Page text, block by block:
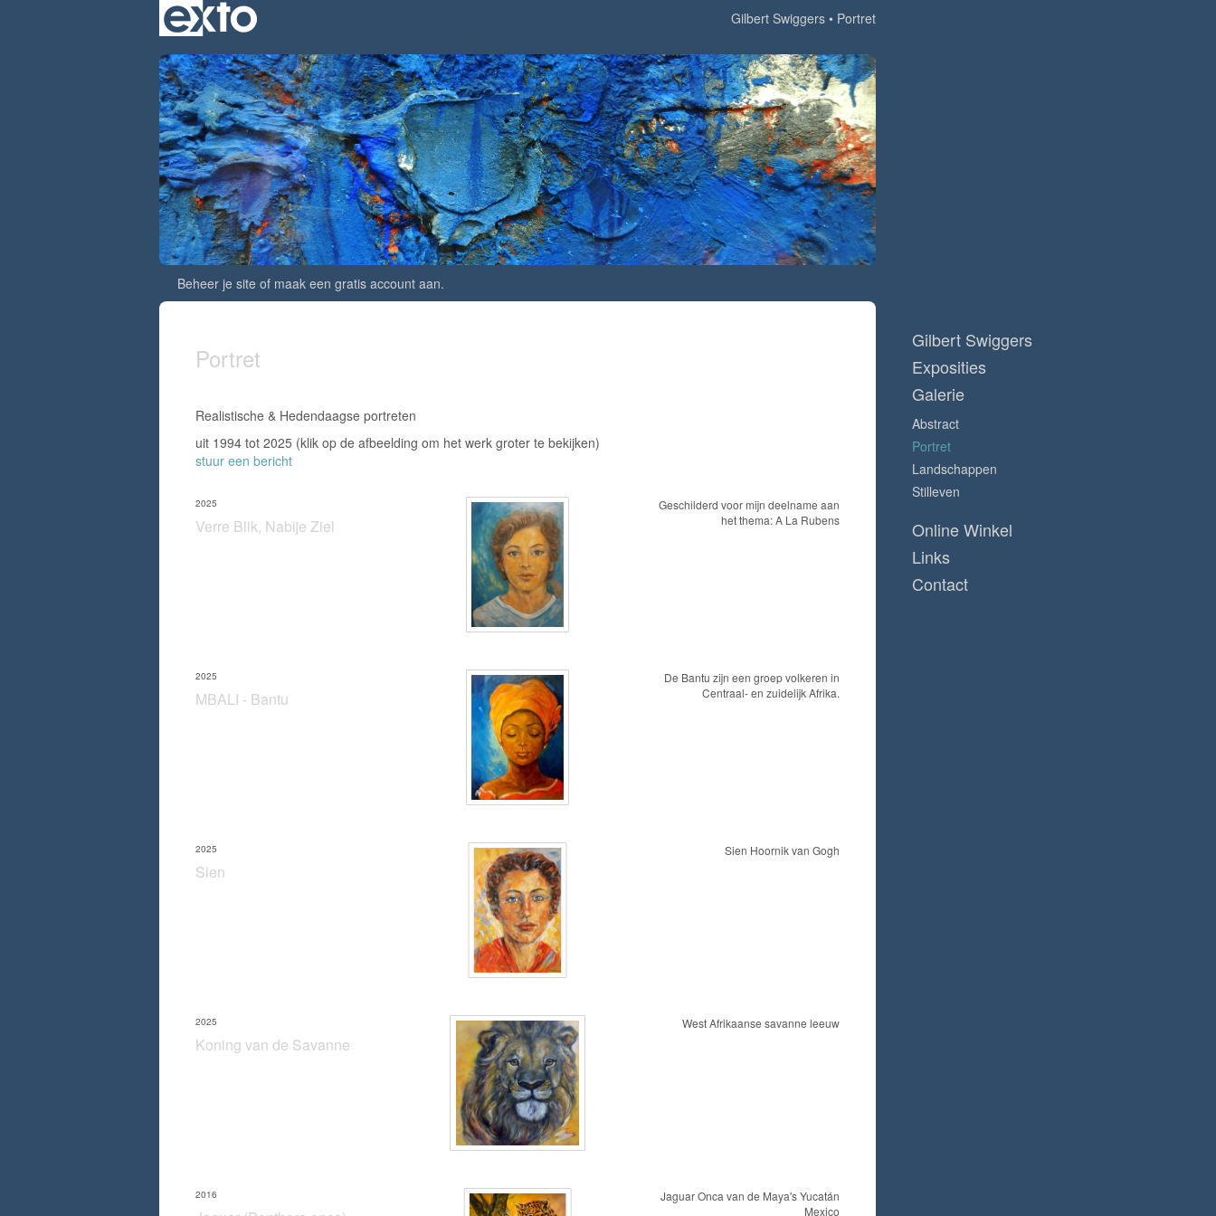
Gilbert Swiggers Portret
Beheer je site of maak een gratis account aan.
Portret
Realistische & Hedendaagse portreten
uit 1994 tot 2025 (klik op de afbeelding om het werk groter te bekijken)
stuur een bericht
Verre Blik, Nabije Ziel
2025
Geschilderd voor mijn deelname aan
het thema: A La Rubens
MBALI - Bantu
2025
De Bantu zijn een groep volkeren in
Centraal- en zuidelijk Afrika.
Sien
2025 Sien Hoornik van Gogh
Koning van de Savanne
2025 West Afrikaanse savanne leeuw
2016
Jaguar Onca van de Maya's Yucatán
Mexico
Gilbert Swiggers
Exposities
Galerie
Abstract
Portret
Landschappen
Stilleven
Online Winkel
Links
Contact